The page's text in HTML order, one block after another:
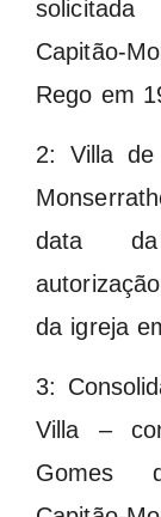
Capitão-
Rego em
2: Villa de
data
da igreja
3:
Villa –
Gomes